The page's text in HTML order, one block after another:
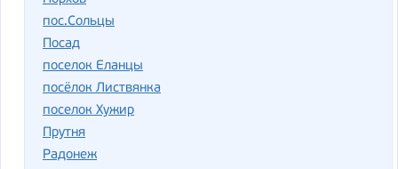
пос.Сольцы
Посад
поселок Еланцы
посёлок Листвянка
поселок Хужир
Прутня
Радонеж